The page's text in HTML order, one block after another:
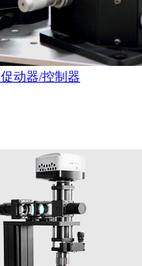
促动器/控制器